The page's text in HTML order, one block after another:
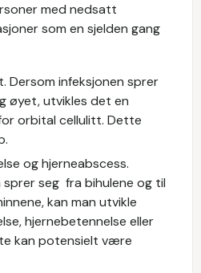
med nedsatt
som en sjelden gang
Dersom infeksjonen sprer
øyet, utvikles det en
orbital cellulitt. Dette
og hjerneabscess.
sprer seg fra bihulene og til
kan man utvikle
hjernebetennelse eller
kan potensielt være